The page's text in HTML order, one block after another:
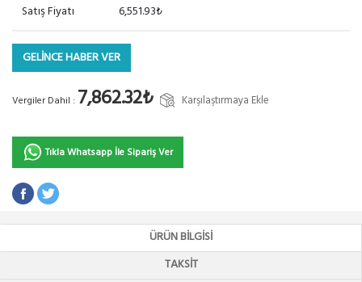
Satış Fiyatı 6,551.93₺
GELİNCE HABER VER
Vergiler Dahil : 7,862.32₺ Karşılaştırmaya Ekle
Tıkla Whatsapp İle Sipariş Ver
ÜRÜN BILGISI
TAKSIT